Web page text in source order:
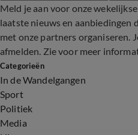
Meld je aan voor onze
laatste nieuws en aanbiedingen
met onze partners organiseren.
afmelden. Zie voor meer
Categorieën
In de Wandelgangen
Sport
Politiek
Media